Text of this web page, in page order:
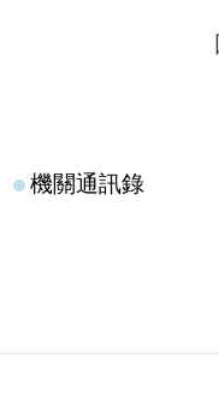
機關通訊錄